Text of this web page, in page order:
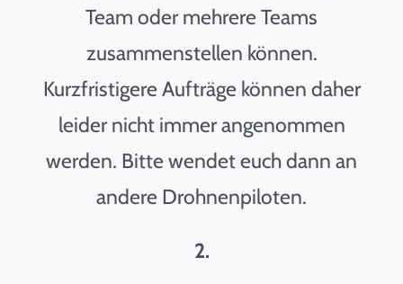
Team oder mehrere Teams
zusammenstellen können.
Kurzfristigere Aufträge können daher
leider nicht immer angenommen
werden. Bitte wendet euch dann an
andere Drohnenpiloten.
2.